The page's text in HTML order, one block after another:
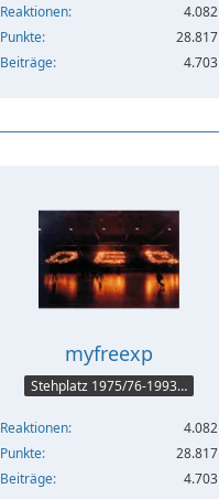
Reaktionen
4.082
Punkte
28.817
Beiträge
4.703
myfreexp
Stehplatz 1975/76-1993/94
Reaktionen
4.082
Punkte
28.817
Beiträge
4.703